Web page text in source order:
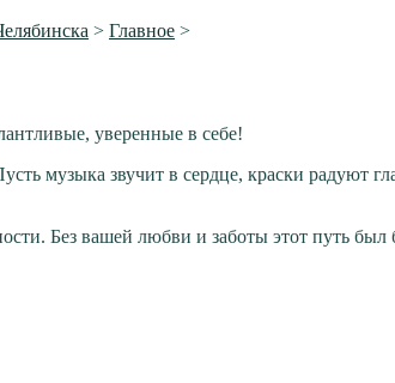
> Главное >
уверенные в себе!
музыка звучит в сердце, краски радуют
Без вашей любви и заботы этот путь был